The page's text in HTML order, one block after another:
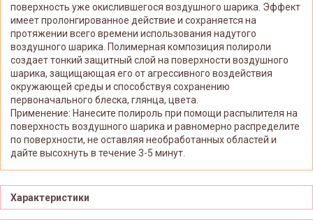
поверхность уже окислившегося воздушного шарика. Эффект
имеет пролонгированное действие и сохраняется на
протяжении всего времени использования надутого
воздушного шарика. Полимерная композиция полироли
создает тонкий защитный слой на поверхности воздушного
шарика, защищающая его от агрессивного воздействия
окружающей среды и способствуя сохранению
первоначального блеска, глянца, цвета.
Применение: Нанесите полироль при помощи распылителя на
поверхность воздушного шарика и равномерно распределите
по поверхности, не оставляя необработанных областей и
дайте высохнуть в течение 3-5 минут.
Характеристики